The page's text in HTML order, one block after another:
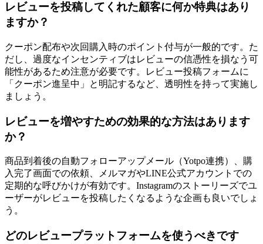
レビューを投稿してくれた顧客に何か特典はあり
ますか？
クーポン配布や次回購入時のポイント付与が一般的です。た
だし、過度なインセンティブはレビューの信憑性を損なう可
能性があるため注意が必要です。レビュー投稿フォームに
「クーポン進呈中」と明記するなど、透明性を持って実施し
ましょう。
レビューを増やすための効果的な方法はあります
か？
商品到着後の自動フォローアップメール（Yotpo連携）、購
入完了画面での依頼、メルマガやLINE公式アカウントでの
定期的な呼びかけが有効です。Instagramのストーリーズでユ
ーザーがレビューを投稿したくなるような企画も良いでしょ
う。
どのレビュープラットフォームを使うべきです